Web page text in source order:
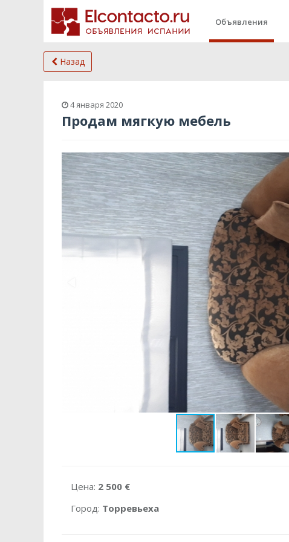
Объявления
Назад
4 января 2020
Продам мягкую мебель
Цена: 2 500 €
Город: Торревьеха